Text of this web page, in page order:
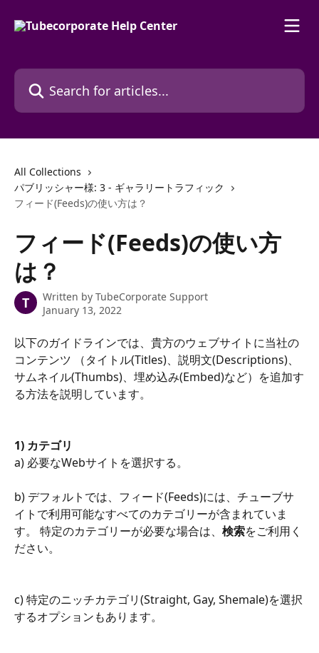
Search for articles...
All Collections
パブリッシャー様: 3 - ギャラリートラフィック
フィード(Feeds)の使い方は？
フィード(Feeds)の使い方
は？
T Written by TubeCorporate Support
January 13, 2022
以下のガイドラインでは、貴方のウェブサイトに当社の
コンテンツ （タイトル(Titles)、説明文(Descriptions)、
サムネイル(Thumbs)、埋め込み(Embed)など）を追加す
る方法を説明しています。
1) カテゴリ
a) 必要なWebサイトを選択する。
b) デフォルトでは、フィード(Feeds)には、チューブサ
イトで利用可能なすべてのカテゴリーが含まれていま
す。 特定のカテゴリーが必要な場合は、 検索をご利用く
ださい。
c) 特定のニッチカテゴリ(Straight, Gay, Shemale)を選択
するオプションもあります。